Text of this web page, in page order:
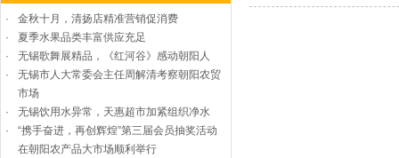
·
金秋十月，清扬店精准营销促消费
·
夏季水果品类丰富供应充足
·
无锡歌舞展精品，《红河谷》感动朝阳人
·
无锡市人大常委会主任周解清考察朝阳农贸
市场
·
无锡饮用水异常，天惠超市加紧组织净水
·
“携手奋进，再创辉煌”第三届会员抽奖活动
在朝阳农产品大市场顺利举行